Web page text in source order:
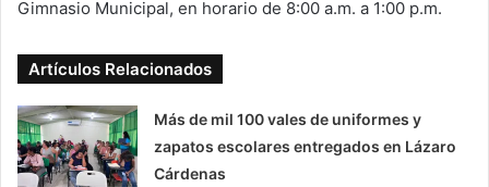
Gimnasio Municipal, en horario de 8:00 a.m. a 1:00 p.m.
Artículos Relacionados
Más de mil 100 vales de uniformes y
zapatos escolares entregados en Lázaro
Cárdenas